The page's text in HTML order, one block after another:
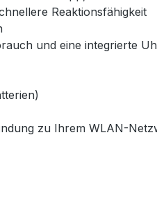
Reaktionsfähigkeit
und eine integrierte
zu Ihrem WLAN-